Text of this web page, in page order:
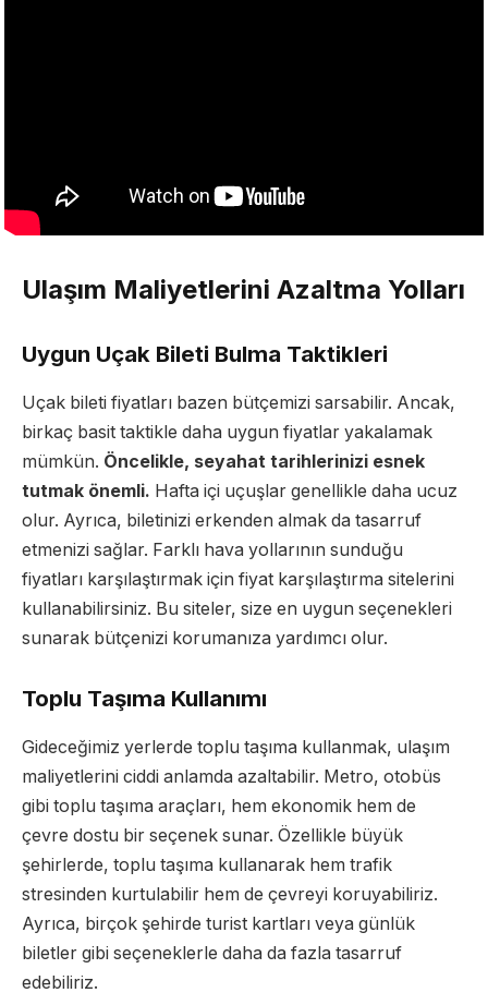
Ulaşım Maliyetlerini Azaltma Yolları
Uygun Uçak Bileti Bulma Taktikleri
Uçak bileti fiyatları bazen bütçemizi sarsabilir. Ancak,
birkaç basit taktikle daha uygun fiyatlar yakalamak
mümkün. Öncelikle, seyahat tarihlerinizi esnek
tutmak önemli. Hafta içi uçuşlar genellikle daha ucuz
olur. Ayrıca, biletinizi erkenden almak da tasarruf
etmenizi sağlar. Farklı hava yollarının sunduğu
fiyatları karşılaştırmak için fiyat karşılaştırma sitelerini
kullanabilirsiniz. Bu siteler, size en uygun seçenekleri
sunarak bütçenizi korumanıza yardımcı olur.
Toplu Taşıma Kullanımı
Gideceğimiz yerlerde toplu taşıma kullanmak, ulaşım
maliyetlerini ciddi anlamda azaltabilir. Metro, otobüs
gibi toplu taşıma araçları, hem ekonomik hem de
çevre dostu bir seçenek sunar. Özellikle büyük
şehirlerde, toplu taşıma kullanarak hem trafik
stresinden kurtulabilir hem de çevreyi koruyabiliriz.
Ayrıca, birçok şehirde turist kartları veya günlük
biletler gibi seçeneklerle daha da fazla tasarruf
edebiliriz.